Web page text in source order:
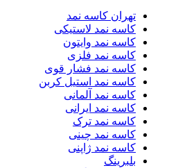
تهران کاسه نمد
کاسه نمد لاستیکی
کاسه نمد وایتون
کاسه نمد فلزی
کاسه نمد فشار قوی
کاسه نمد استیل کربن
کاسه نمد آلمانی
کاسه نمد ایرانی
کاسه نمد ترک
کاسه نمد چینی
کاسه نمد ژاپنی
بلبرینگ